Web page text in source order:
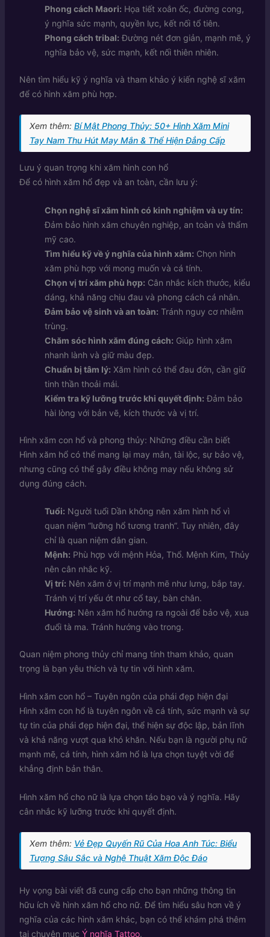
Phong cách Maori: Họa tiết xoắn ốc, đường cong,
ý nghĩa sức mạnh, quyền lực, kết nối tổ tiên.
Phong cách tribal: Đường nét đơn giản, mạnh mẽ, ý
nghĩa bảo vệ, sức mạnh, kết nối thiên nhiên.
Nên tìm hiểu kỹ ý nghĩa và tham khảo ý kiến nghệ sĩ xăm
để có hình xăm phù hợp.
Xem thêm: Bí Mật Phong Thủy: 50+ Hình Xăm Mini
Tay Nam Thu Hút May Mắn & Thể Hiện Đẳng Cấp
Lưu ý quan trọng khi xăm hình con hổ
Để có hình xăm hổ đẹp và an toàn, cần lưu ý:
Chọn nghệ sĩ xăm hình có kinh nghiệm và uy tín:
Đảm bảo hình xăm chuyên nghiệp, an toàn và thẩm
mỹ cao.
Tìm hiểu kỹ về ý nghĩa của hình xăm: Chọn hình
xăm phù hợp với mong muốn và cá tính.
Chọn vị trí xăm phù hợp: Cân nhắc kích thước, kiểu
dáng, khả năng chịu đau và phong cách cá nhân.
Đảm bảo vệ sinh và an toàn: Tránh nguy cơ nhiễm
trùng.
Chăm sóc hình xăm đúng cách: Giúp hình xăm
nhanh lành và giữ màu đẹp.
Chuẩn bị tâm lý: Xăm hình có thể đau đớn, cần giữ
tinh thần thoải mái.
Kiểm tra kỹ lưỡng trước khi quyết định: Đảm bảo
hài lòng với bản vẽ, kích thước và vị trí.
Hình xăm con hổ và phong thủy: Những điều cần biết
Hình xăm hổ có thể mang lại may mắn, tài lộc, sự bảo vệ,
nhưng cũng có thể gây điều không may nếu không sử
dụng đúng cách.
Tuổi: Người tuổi Dần không nên xăm hình hổ vì
quan niệm “lưỡng hổ tương tranh”. Tuy nhiên, đây
chỉ là quan niệm dân gian.
Mệnh: Phù hợp với mệnh Hỏa, Thổ. Mệnh Kim, Thủy
nên cân nhắc kỹ.
Vị trí: Nên xăm ở vị trí mạnh mẽ như lưng, bắp tay.
Tránh vị trí yếu ớt như cổ tay, bàn chân.
Hướng: Nên xăm hổ hướng ra ngoài để bảo vệ, xua
đuổi tà ma. Tránh hướng vào trong.
Quan niệm phong thủy chỉ mang tính tham khảo, quan
trọng là bạn yêu thích và tự tin với hình xăm.
Hình xăm con hổ – Tuyên ngôn của phái đẹp hiện đại
Hình xăm con hổ là tuyên ngôn về cá tính, sức mạnh và sự
tự tin của phái đẹp hiện đại, thể hiện sự độc lập, bản lĩnh
và khả năng vượt qua khó khăn. Nếu bạn là người phụ nữ
mạnh mẽ, cá tính, hình xăm hổ là lựa chọn tuyệt vời để
khẳng định bản thân.
Hình xăm hổ cho nữ là lựa chọn táo bạo và ý nghĩa. Hãy
cân nhắc kỹ lưỡng trước khi quyết định.
Xem thêm: Vẻ Đẹp Quyến Rũ Của Hoa Anh Túc: Biểu
Tượng Sâu Sắc và Nghệ Thuật Xăm Độc Đáo
Hy vọng bài viết đã cung cấp cho bạn những thông tin
hữu ích về hình xăm hổ cho nữ. Để tìm hiểu sâu hơn về ý
nghĩa của các hình xăm khác, bạn có thể khám phá thêm
tại chuyên mục Ý nghĩa Tattoo.